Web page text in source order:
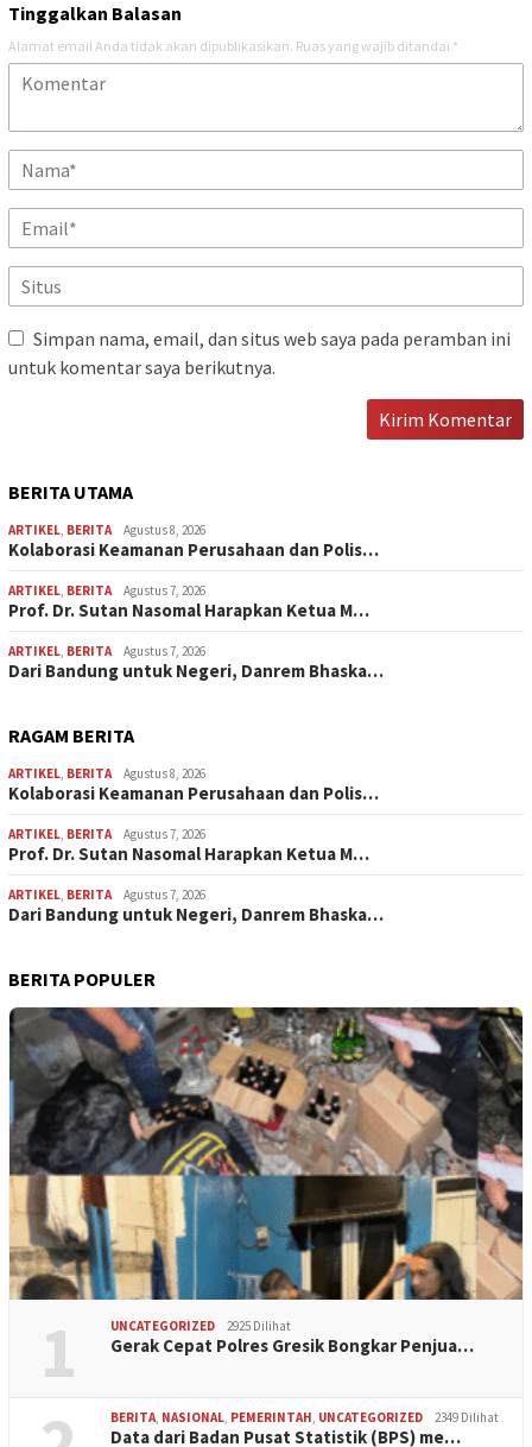
Tinggalkan Balasan
Alamat email Anda tidak akan dipublikasikan. Ruas yang wajib ditandai *
Simpan nama, email, dan situs web saya pada peramban ini
untuk komentar saya berikutnya.
BERITA UTAMA
ARTIKEL, BERITA Agustus 8, 2026
Kolaborasi Keamanan Perusahaan dan Polis…
ARTIKEL, BERITA Agustus 7, 2026
Prof. Dr. Sutan Nasomal Harapkan Ketua M…
ARTIKEL, BERITA Agustus 7, 2026
Dari Bandung untuk Negeri, Danrem Bhaska…
RAGAM BERITA
ARTIKEL, BERITA Agustus 8, 2026
Kolaborasi Keamanan Perusahaan dan Polis…
ARTIKEL, BERITA Agustus 7, 2026
Prof. Dr. Sutan Nasomal Harapkan Ketua M…
ARTIKEL, BERITA Agustus 7, 2026
Dari Bandung untuk Negeri, Danrem Bhaska…
BERITA POPULER
1 UNCATEGORIZED 2925 Dilihat
Gerak Cepat Polres Gresik Bongkar Penjua…
BERITA, NASIONAL, PEMERINTAH, UNCATEGORIZED 2349 Dilihat
Data dari Badan Pusat Statistik (BPS) me…